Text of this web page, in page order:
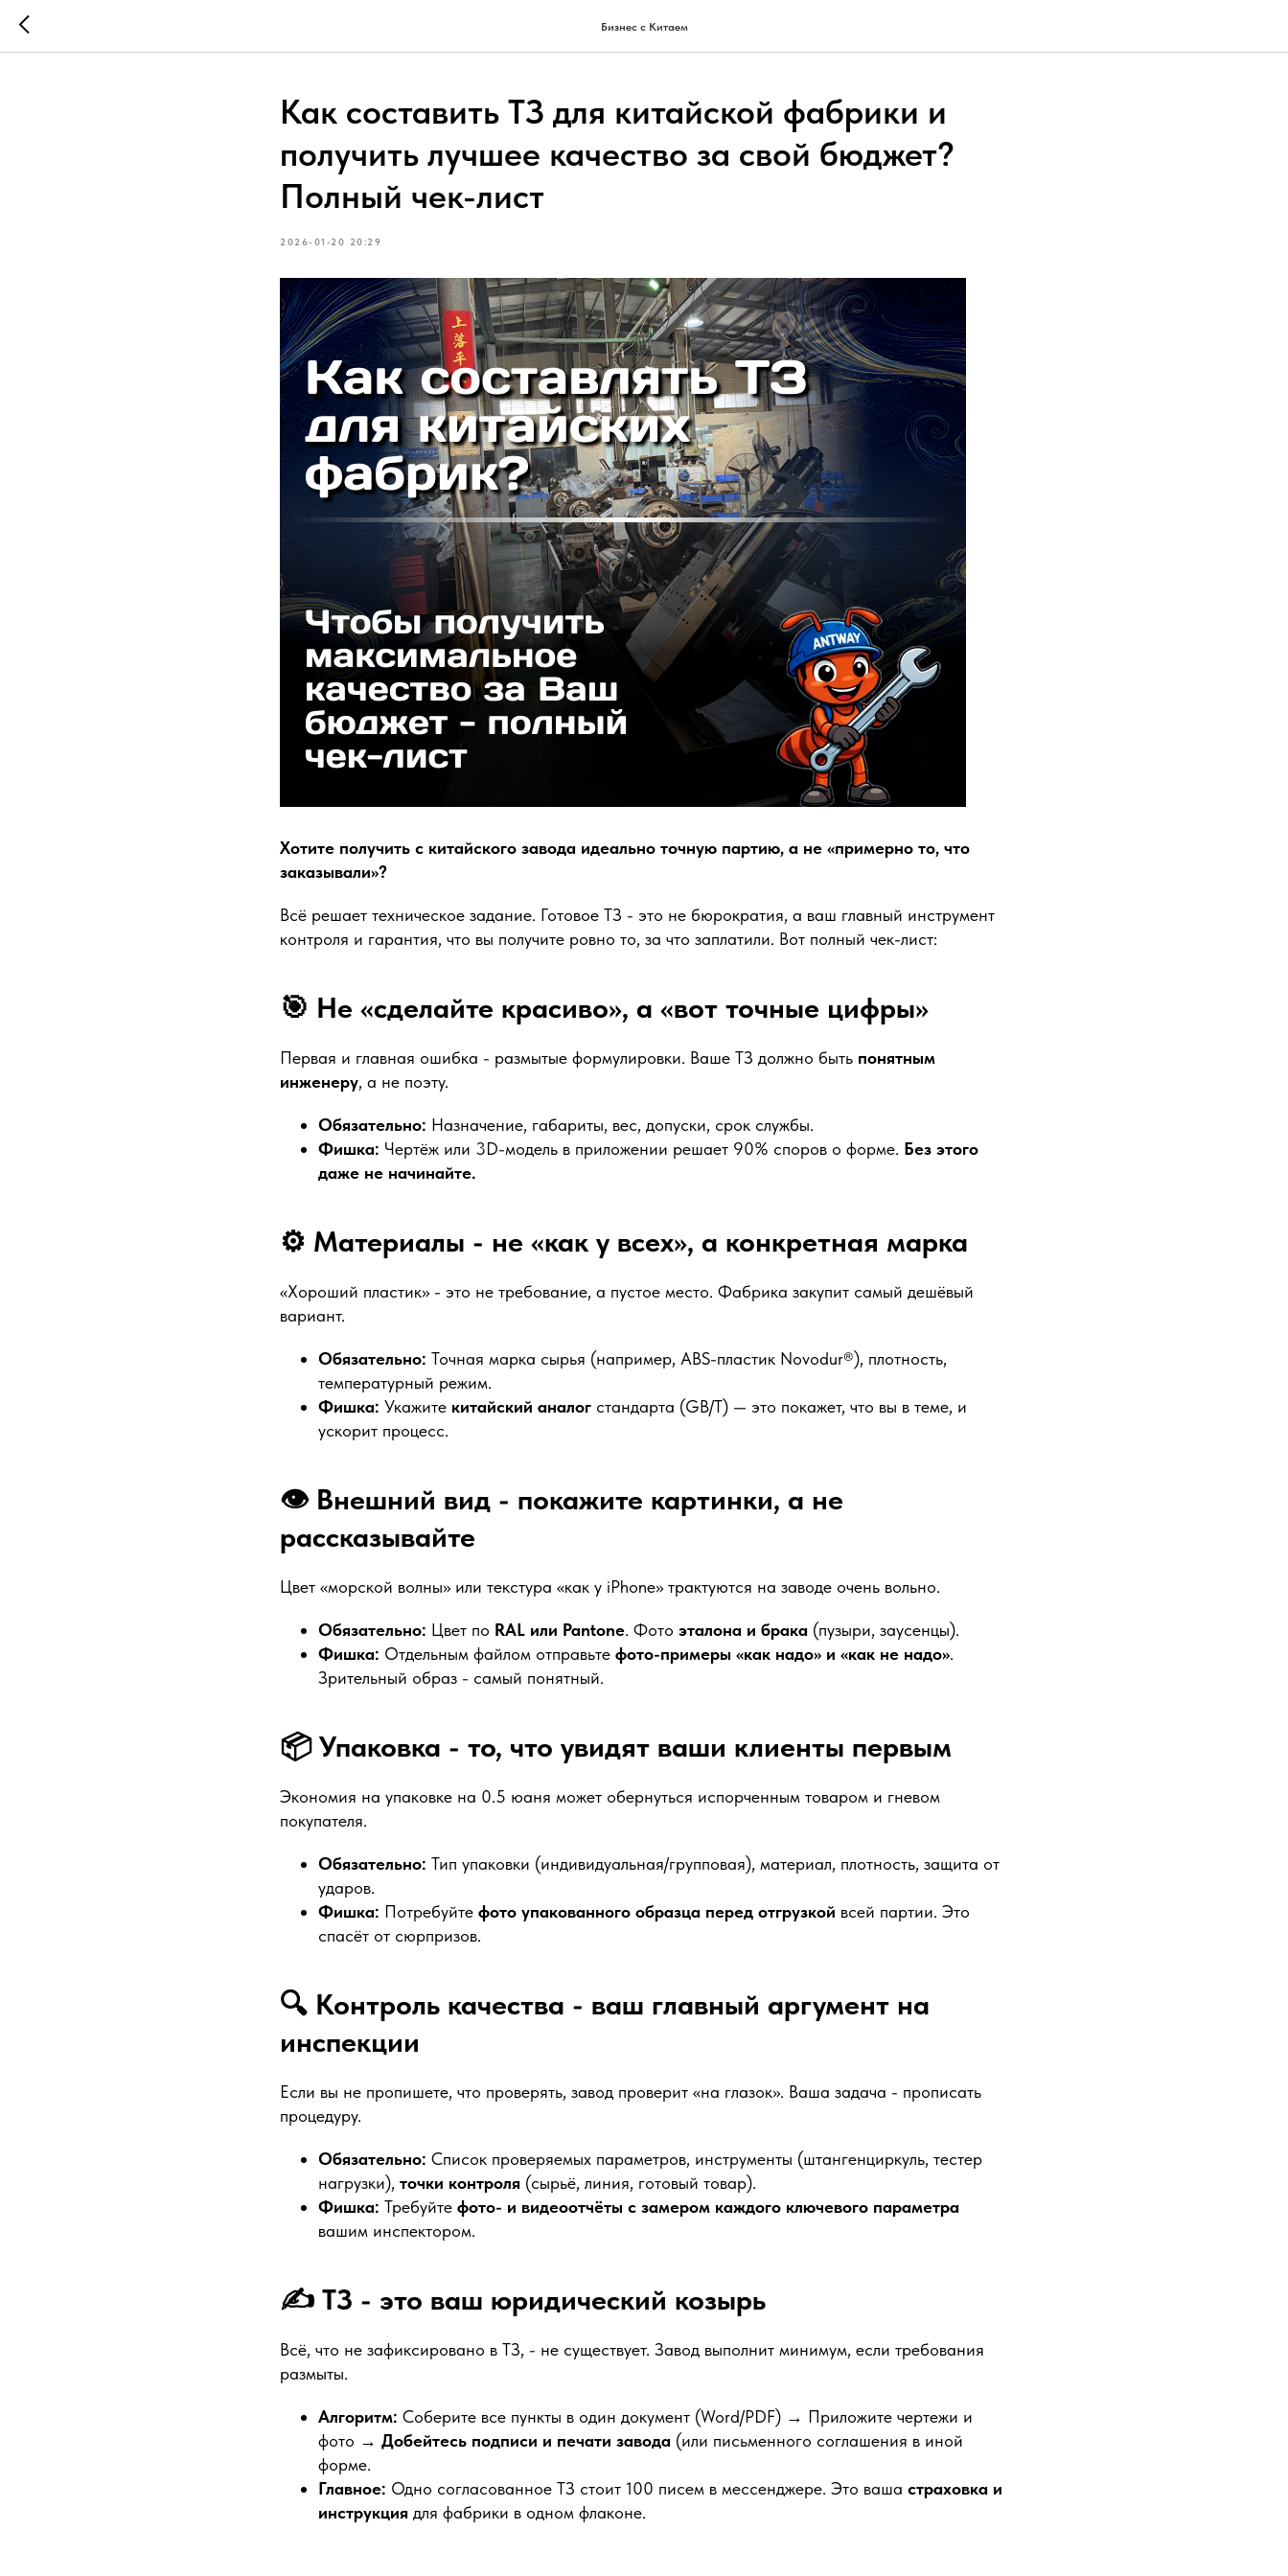
Бизнес с Китаем
Как составить ТЗ для китайской фабрики и
получить лучшее качество за свой бюджет?
Полный чек-лист
2026-01-20 20:29
Хотите получить с китайского завода идеально точную партию, а не «примерно то, что
заказывали»?
Всё решает техническое задание. Готовое ТЗ - это не бюрократия, а ваш главный инструмент
контроля и гарантия, что вы получите ровно то, за что заплатили. Вот полный чек-лист:
🎯 Не «сделайте красиво», а «вот точные цифры»
Первая и главная ошибка - размытые формулировки. Ваше ТЗ должно быть понятным
инженеру, а не поэту.
Обязательно: Назначение, габариты, вес, допуски, срок службы.
Фишка: Чертёж или 3D-модель в приложении решает 90% споров о форме. Без этого
даже не начинайте.
⚙️ Материалы - не «как у всех», а конкретная марка
«Хороший пластик» - это не требование, а пустое место. Фабрика закупит самый дешёвый
вариант.
Обязательно: Точная марка сырья (например, ABS-пластик Novodur®), плотность,
температурный режим.
Фишка: Укажите китайский аналог стандарта (GB/T) — это покажет, что вы в теме, и
ускорит процесс.
👁️ Внешний вид - покажите картинки, а не
рассказывайте
Цвет «морской волны» или текстура «как у iPhone» трактуются на заводе очень вольно.
Обязательно: Цвет по RAL или Pantone. Фото эталона и брака (пузыри, заусенцы).
Фишка: Отдельным файлом отправьте фото-примеры «как надо» и «как не надо».
Зрительный образ - самый понятный.
📦 Упаковка - то, что увидят ваши клиенты первым
Экономия на упаковке на 0.5 юаня может обернуться испорченным товаром и гневом
покупателя.
Обязательно: Тип упаковки (индивидуальная/групповая), материал, плотность, защита от
ударов.
Фишка: Потребуйте фото упакованного образца перед отгрузкой всей партии. Это
спасёт от сюрпризов.
🔍 Контроль качества - ваш главный аргумент на
инспекции
Если вы не пропишете, что проверять, завод проверит «на глазок». Ваша задача - прописать
процедуру.
Обязательно: Список проверяемых параметров, инструменты (штангенциркуль, тестер
нагрузки), точки контроля (сырьё, линия, готовый товар).
Фишка: Требуйте фото- и видеоотчёты с замером каждого ключевого параметра
вашим инспектором.
✍️ ТЗ - это ваш юридический козырь
Всё, что не зафиксировано в ТЗ, - не существует. Завод выполнит минимум, если требования
размыты.
Алгоритм: Соберите все пункты в один документ (Word/PDF) → Приложите чертежи и
фото → Добейтесь подписи и печати завода (или письменного соглашения в иной
форме.
Главное: Одно согласованное ТЗ стоит 100 писем в мессенджере. Это ваша страховка и
инструкция для фабрики в одном флаконе.